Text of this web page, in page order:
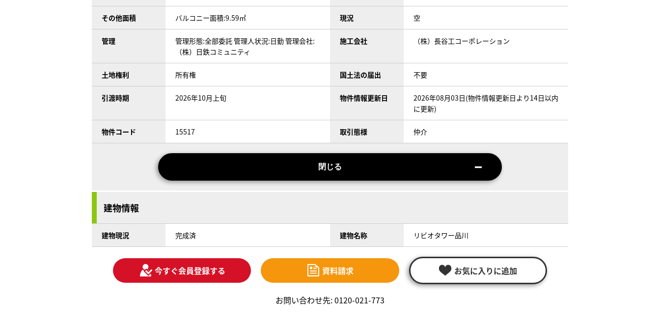
その他面積 バルコニー面積:9.59㎡ 現況 空
管理
管理形態:全部委託 管理人状況:日勤 管理会社:
（株）日鉄コミュニティ
施工会社 （株）長谷工コーポレーション
土地権利 所有権 国土法の届出 不要
引渡時期 2026年10月上旬 物件情報更新日
2026年08月03日(物件情報更新日より14日以内
に更新)
物件コード 15517 取引態様 仲介
閉じる
建物情報
建物現況 完成済 建物名称 リビオタワー品川
今すぐ会員登録する 資料請求 お気に入りに追加
お問い合わせ先: 0120-021-773